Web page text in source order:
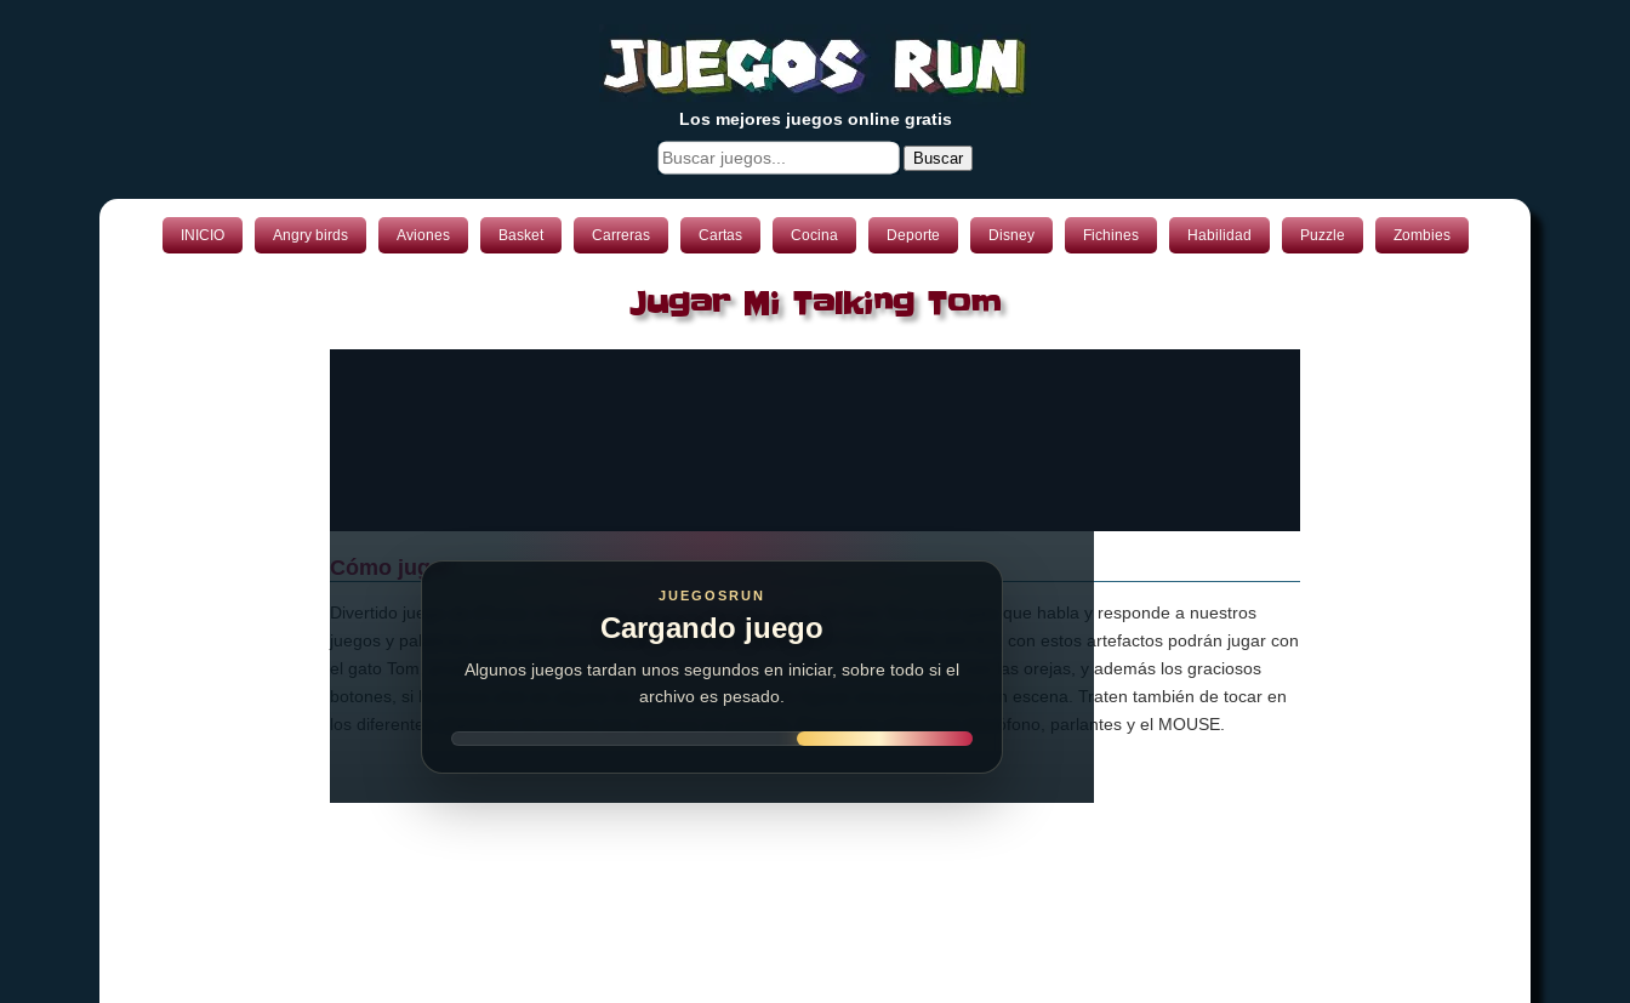
Los mejores juegos online gratis
Buscar
INICIO Angry birds Aviones Basket Carreras Cartas Cocina Deporte Disney Fichines Habilidad Puzzle Zombies
Jugar Mi Talking Tom
JUEGOSRUN
Cargando juego
Algunos juegos tardan unos segundos en iniciar, sobre todo si el
archivo es pesado.
Cómo jugar:
Divertido juego de iPhone o Android que llega en formato flash. Mi Gato Tom es el gato que habla y responde a nuestros
juegos y palabras, para esto deberán tener conectado su MICRÓFONO y PARLANTES, con estos artefactos podrán jugar con
el gato Tom, prueben hacerle cosquillas, tocarle los pies, acariciar su panza, jugar con las orejas, y además los graciosos
botones, si hacemos click en alguna de las opciones pueden figurar otros personajes en escena. Traten también de tocar en
los diferentes objetos en la escena que aparece en pantalla. Para jugar utilizamos micrófono, parlantes y el MOUSE.